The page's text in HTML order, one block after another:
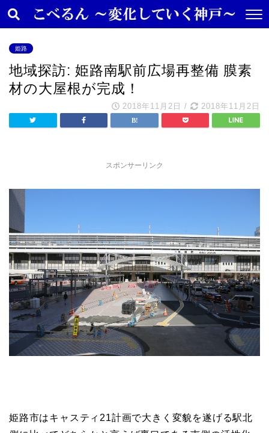
姫路
地域探訪: 姫路南駅前広場再整備 膜素
材の大屋根が完成！
2018年11月2日 / 2018年11月2日
スポンサーリンク
姫路市はキャスティ21計画で大きく変貌を遂げる駅北